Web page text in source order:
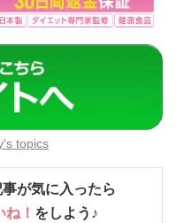
topics
事が気に入ったら
ね！ をしよう♪